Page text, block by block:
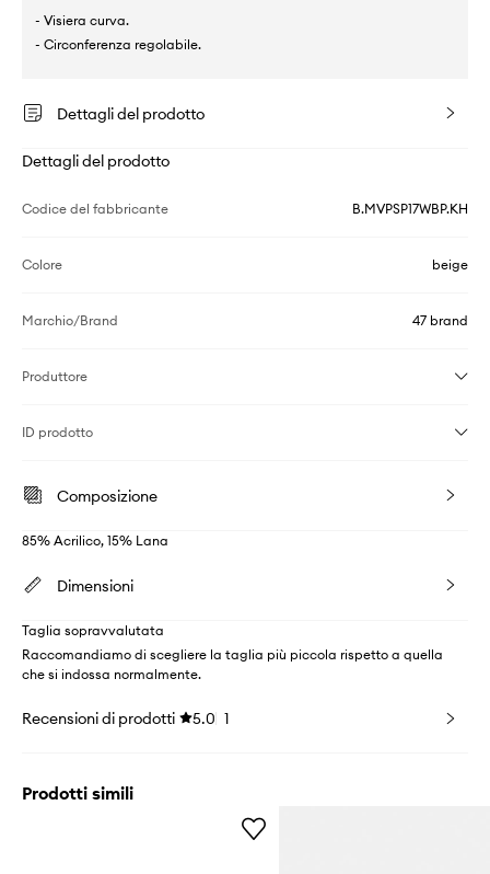
- Visiera curva.
- Circonferenza regolabile.
Dettagli del prodotto
Dettagli del prodotto
Codice del fabbricante B.MVPSP17WBP.KH
Colore beige
Marchio/Brand 47 brand
Produttore
ID prodotto
Composizione
85% Acrilico, 15% Lana
Dimensioni
Taglia sopravvalutata
Raccomandiamo di scegliere la taglia più piccola rispetto a quella
che si indossa normalmente.
Recensioni di prodotti 5.0 1
Prodotti simili